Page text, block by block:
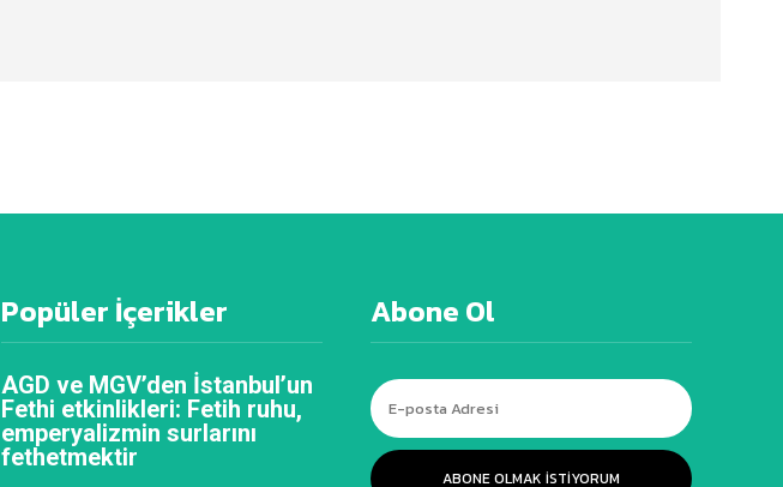
Popüler İçerikler
AGD ve MGV’den İstanbul’un
Fethi etkinlikleri: Fetih ruhu,
emperyalizmin surlarını
fethetmektir
Abone Ol
ABONE OLMAK ISTIYORUM